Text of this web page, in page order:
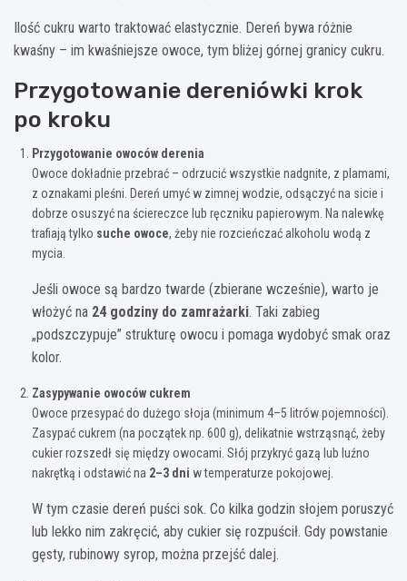
Ilość cukru warto traktować elastycznie. Dereń bywa różnie
kwaśny – im kwaśniejsze owoce, tym bliżej górnej granicy cukru.
Przygotowanie dereniówki krok
po kroku
Przygotowanie owoców derenia
Owoce dokładnie przebrać – odrzucić wszystkie nadgnite, z plamami,
z oznakami pleśni. Dereń umyć w zimnej wodzie, odsączyć na sicie i
dobrze osuszyć na ściereczce lub ręczniku papierowym. Na nalewkę
trafiają tylko suche owoce, żeby nie rozcieńczać alkoholu wodą z
mycia.
Jeśli owoce są bardzo twarde (zbierane wcześnie), warto je
włożyć na 24 godziny do zamrażarki. Taki zabieg
„podszczypuje” strukturę owocu i pomaga wydobyć smak oraz
kolor.
Zasypywanie owoców cukrem
Owoce przesypać do dużego słoja (minimum 4–5 litrów pojemności).
Zasypać cukrem (na początek np. 600 g), delikatnie wstrząsnąć, żeby
cukier rozszedł się między owocami. Słój przykryć gazą lub luźno
nakrętką i odstawić na 2–3 dni w temperaturze pokojowej.
W tym czasie dereń puści sok. Co kilka godzin słojem poruszyć
lub lekko nim zakręcić, aby cukier się rozpuścił. Gdy powstanie
gęsty, rubinowy syrop, można przejść dalej.